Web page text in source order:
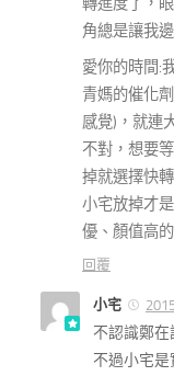
角總是讓我
愛你的時間:
青媽的催化
感覺)，就連
不對，想要
掉就選擇快
小宅放掉才
優、顏值高
回覆
小宅
不認識鄭在
不過小宅